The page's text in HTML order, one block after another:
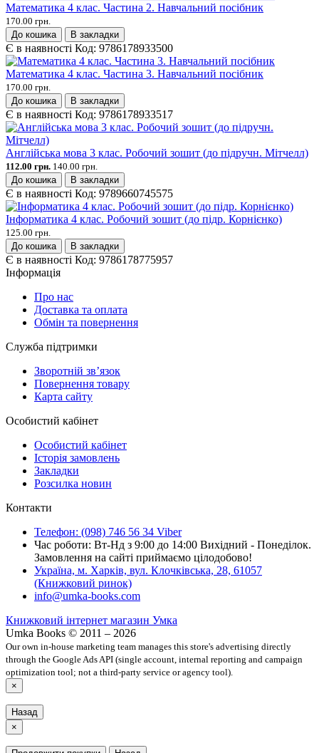
Математика 4 клас. Частина 2. Навчальний посібник
170.00 грн.
До кошика
В закладки
Є в наявності Код: 9786178933500
Математика 4 клас. Частина 3. Навчальний посібник
170.00 грн.
До кошика
В закладки
Є в наявності Код: 9786178933517
Англійська мова 3 клас. Робочий зошит (до підручн. Мітчелл)
112.00 грн. 140.00 грн.
До кошика
В закладки
Є в наявності Код: 9789660745575
Інформатика 4 клас. Робочий зошит (до підр. Корнієнко)
125.00 грн.
До кошика
В закладки
Є в наявності Код: 9786178775957
Інформація
Про нас
Доставка та оплата
Обмін та повернення
Служба підтримки
Зворотній зв’язок
Повернення товару
Карта сайту
Особистий кабінет
Особистий кабінет
Історія замовлень
Закладки
Розсилка новин
Контакти
Телефон: (098) 746 56 34 Viber
Час роботи: Вт-Нд з 9:00 до 14:00 Вихідний - Понеділок.
Замовлення на сайті приймаємо цілодобово!
Україна, м. Харків, вул. Клочківська, 28, 61057
(Книжковий ринок)
info@umka-books.com
Книжковий інтернет магазин Умка
Umka Books © 2011 – 2026
Our own in-house marketing team manages this store's advertising directly
through the Google Ads API (single account, internal reporting and campaign
optimization tool; not a third-party service or agency tool).
×
Назад
×